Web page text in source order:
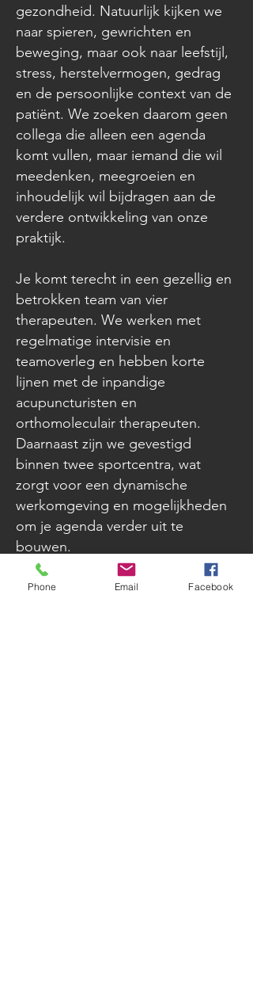
gezondheid. Natuurlijk kijken we
naar spieren, gewrichten en
beweging, maar ook naar leefstijl,
stress, herstelvermogen, gedrag
en de persoonlijke context van de
patiënt. We zoeken daarom geen
collega die alleen een agenda
komt vullen, maar iemand die wil
meedenken, meegroeien en
inhoudelijk wil bijdragen aan de
verdere ontwikkeling van onze
praktijk.
Je komt terecht in een gezellig en
betrokken team van vier
therapeuten. We werken met
regelmatige intervisie en
teamoverleg en hebben korte
lijnen met de inpandige
acupuncturisten en
orthomoleculair therapeuten.
Daarnaast zijn we gevestigd
binnen twee sportcentra, wat
zorgt voor een dynamische
werkomgeving en mogelijkheden
om je agenda verder uit te
bouwen.
De functie start met ongeveer 12–
Phone Email Facebook